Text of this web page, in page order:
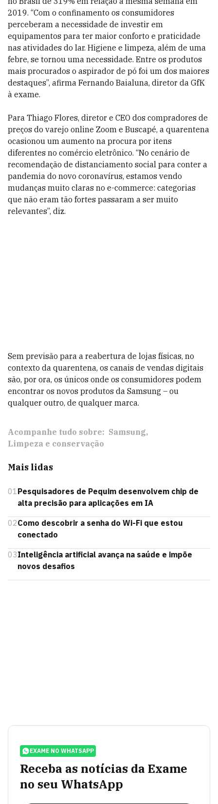
2019. “Com o confinamento os consumidores
perceberam a necessidade de investir em
equipamentos para ter maior conforto e praticidade
nas atividades do lar. Higiene e limpeza, além de uma
febre, se tornou uma necessidade. Entre os produtos
mais procurados o aspirador de pó foi um dos maiores
destaques”, afirma Fernando Baialuna, diretor da GfK
à exame.
Para Thiago Flores, diretor e CEO dos compradores de
preços do varejo online Zoom e Buscapé, a quarentena
ocasionou um aumento na procura por itens
diferentes no comércio eletrônico. “No cenário de
recomendação de distanciamento social para conter a
pandemia do novo coronavírus, estamos vendo
mudanças muito claras no e-commerce: categorias
que não eram tão fortes passaram a ser muito
relevantes”, diz.
Sem previsão para a reabertura de lojas físicas, no
contexto da quarentena, os canais de vendas digitais
são, por ora, os únicos onde os consumidores podem
encontrar os novos produtos da Samsung – ou
qualquer outro, de qualquer marca.
Acompanhe tudo sobre: Samsung
Limpeza e conservação
Mais lidas
01 Pesquisadores de Pequim desenvolvem chip de
alta precisão para aplicações em IA
02Como descobrir a senha do Wi-Fi que estou
conectado
03Inteligência artificial avança na saúde e impõe
novos desafios
EXAME NO WHATSAPP
Receba as notícias da Exame
no seu WhatsApp